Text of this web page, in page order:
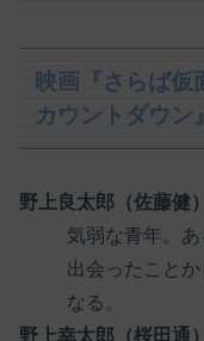
映画『さらば仮
カウントダウン
野上良太郎（佐藤健）
気弱な青年。
出会ったこと
なる。
野上幸太郎（桜田通）